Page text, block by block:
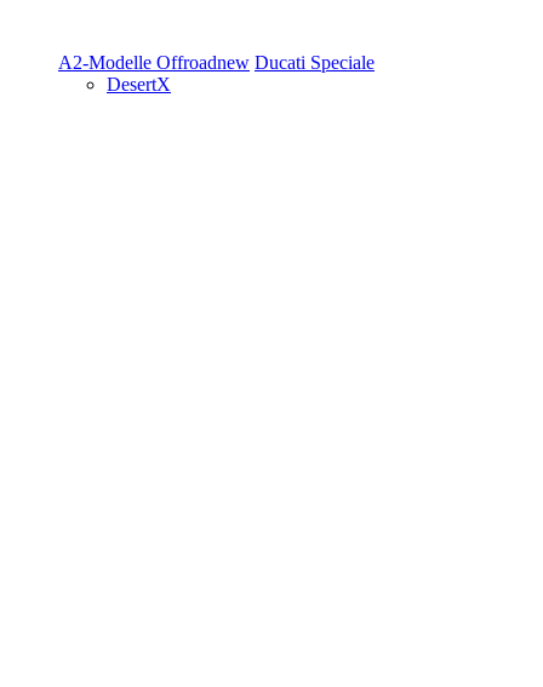
A2-Modelle Offroadnew Ducati Speciale
DesertX